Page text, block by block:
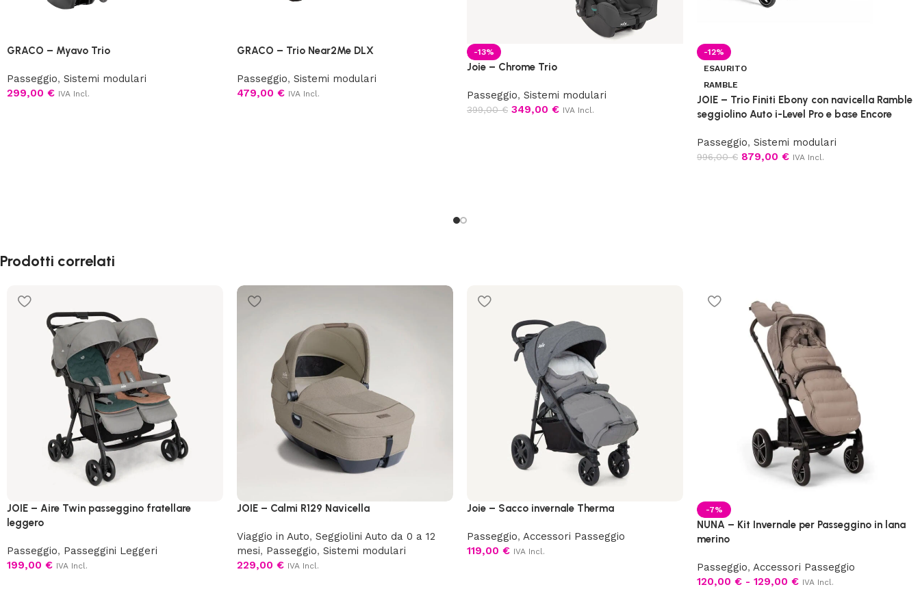
GRACO – Myavo Trio
Passeggio, Sistemi modulari
299,00 € IVA Incl.
GRACO – Trio Near2Me DLX
Passeggio, Sistemi modulari
479,00 € IVA Incl.
-13%
Joie – Chrome Trio
Passeggio, Sistemi modulari
399,00€ 349,00 € IVA Incl.
-12%
ESAURITO
RAMBLE
JOIE – Trio Finiti Ebony con navicella Ramble
seggiolino Auto i-Level Pro e base Encore
Passeggio, Sistemi modulari
996,00€ 879,00 € IVA Incl.
Prodotti correlati
JOIE – Aire Twin passeggino fratellare
leggero
Passeggio, Passeggini Leggeri
199,00 € IVA Incl.
JOIE – Calmi R129 Navicella
Viaggio in Auto, Seggiolini Auto da 0 a 12
mesi, Passeggio, Sistemi modulari
229,00 € IVA Incl.
Joie – Sacco invernale Therma
Passeggio, Accessori Passeggio
119,00 € IVA Incl.
-7%
NUNA – Kit Invernale per Passeggino in lana
merino
Passeggio, Accessori Passeggio
120,00 € - 129,00 € IVA Incl.